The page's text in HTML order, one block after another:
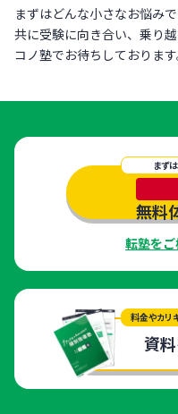
まずはどんな小さなお悩み
共に受験に向き合い、乗り越
コノ塾でお待ちしております
まず
無料
転塾を
料金やカリ
資